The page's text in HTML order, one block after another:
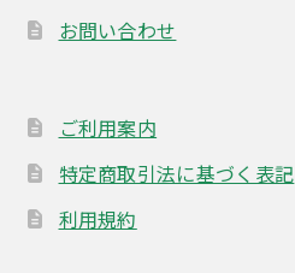
お問い合わせ
ご利用案内
特定商取引法に基づく表記
利用規約